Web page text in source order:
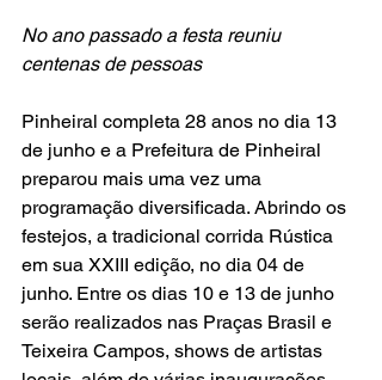
No ano passado a festa reuniu
centenas de pessoas
Pinheiral completa 28 anos no dia 13
de junho e a Prefeitura de Pinheiral
preparou mais uma vez uma
programação diversificada. Abrindo os
festejos, a tradicional corrida Rústica
em sua XXIII edição, no dia 04 de
junho. Entre os dias 10 e 13 de junho
serão realizados nas Praças Brasil e
Teixeira Campos, shows de artistas